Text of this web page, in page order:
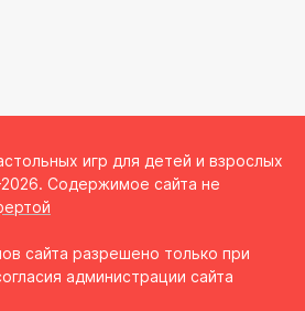
игр для детей и взрослых
Содержимое сайта не
сайта разрешено только при
администрации сайта